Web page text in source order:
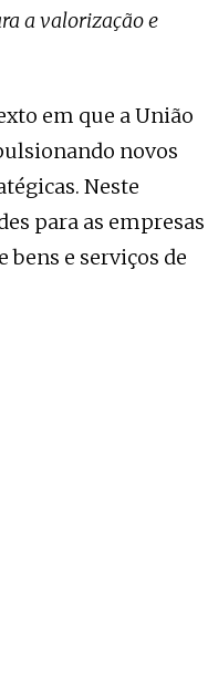
a valorização e
em que a União
novos
Neste
para as empresas
bens e serviços de